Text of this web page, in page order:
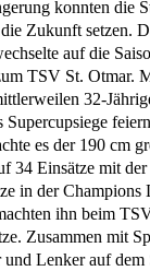
konnten die
Zukunft setzen.
auf die
TSV St. Otmar.
32-
Supercupsiege
es der 190 cm
34 Einsätze mit
in der Champions
ihn beim
Zusammen mit
und Lenker auf